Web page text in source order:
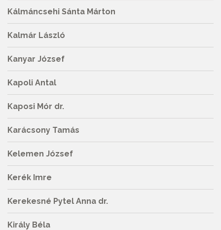
Kálmáncsehi Sánta Márton
Kalmár László
Kanyar József
Kapoli Antal
Kaposi Mór dr.
Karácsony Tamás
Kelemen József
Kerék Imre
Kerekesné Pytel Anna dr.
Király Béla